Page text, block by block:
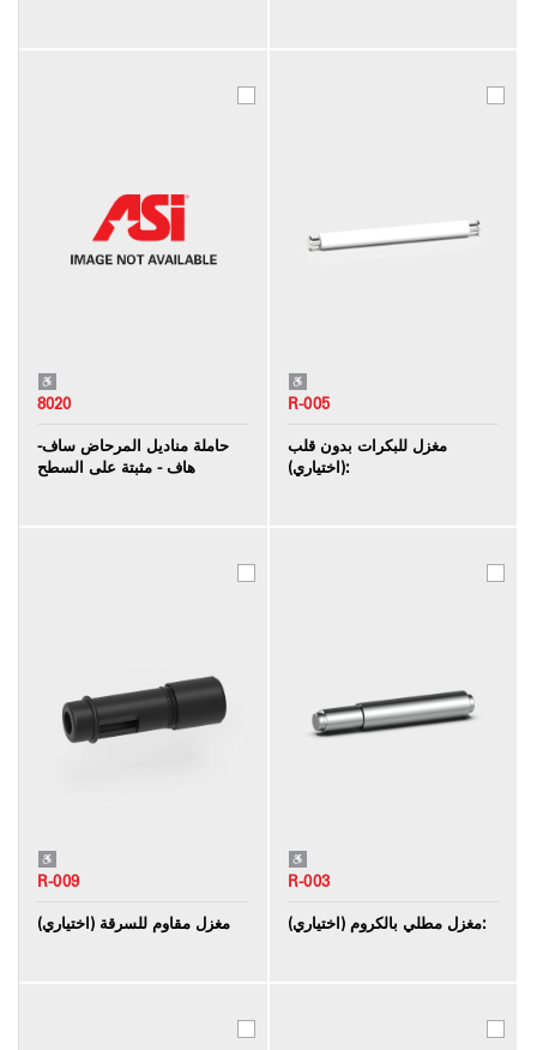
8020
حاملة مناديل المرحاض ساف-
هاف - مثبتة على السطح
R-005
مغزل للبكرات بدون قلب
(اختياري):
R-009
مغزل مقاوم للسرقة (اختياري)
R-003
مغزل مطلي بالكروم (اختياري):